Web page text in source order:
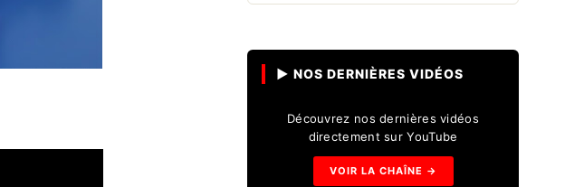
▶ NOS DERNIÈRES VIDÉOS
Découvrez nos dernières vidéos
directement sur YouTube
VOIR LA CHAÎNE →